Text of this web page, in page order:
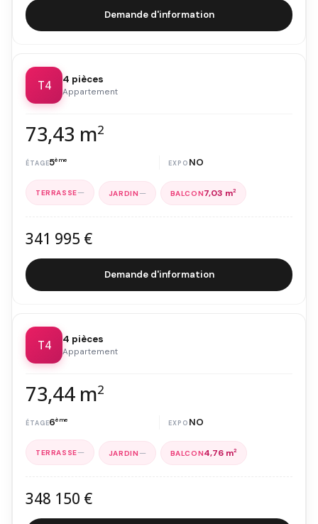
Demande d'information
T4 4 pièces
Appartement
73,43 m2
5ème NO
— — 7,03 m2
341 995 €
Demande d'information
T4 4 pièces
Appartement
73,44 m2
6ème NO
— — 4,76 m2
348 150 €